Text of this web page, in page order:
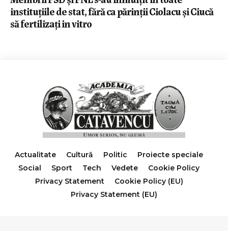
instituțiile de stat, fără ca părinții Ciolacu și Ciucă
să fertilizați in vitro
Actualitate Cultură Politic
Proiecte speciale
Social
Sport Tech Vedete
Cookie Policy
Privacy Statement
Cookie Policy (EU)
Privacy Statement (EU)